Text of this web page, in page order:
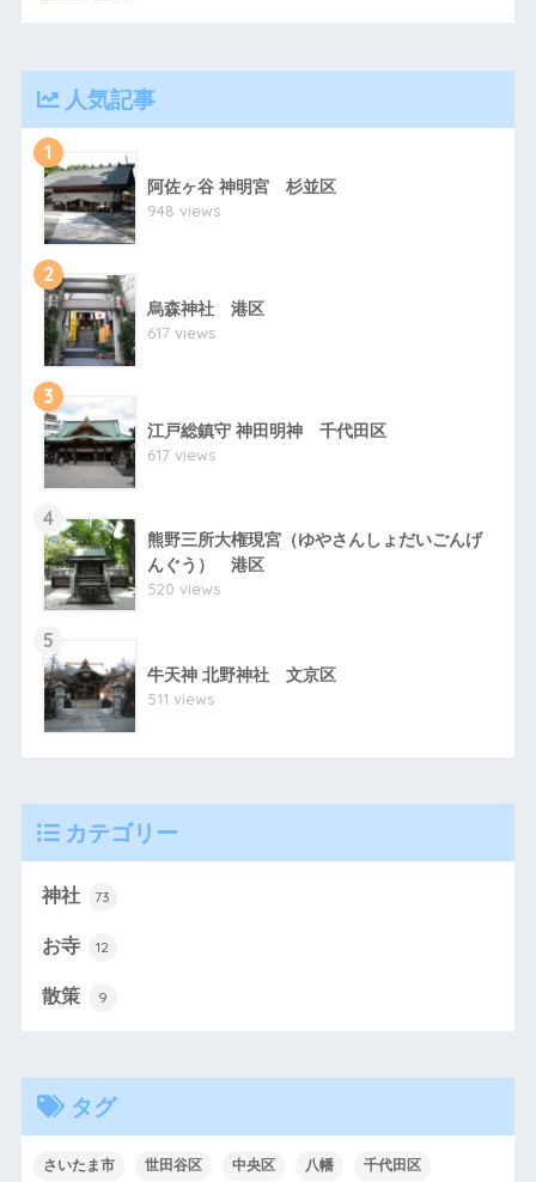
人気記事
1
阿佐ヶ谷 神明宮 杉並区
948 views
2
烏森神社 港区
617 views
3
江戸総鎮守 神田明神 千代田区
617 views
4
熊野三所大権現宮（ゆやさんしょだいごんげ
んぐう） 港区
520 views
5
牛天神 北野神社 文京区
511 views
カテゴリー
神社 73
お寺 12
散策 9
タグ
さいたま市 世田谷区 中央区 八幡 千代田区